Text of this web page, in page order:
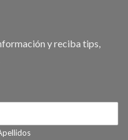
y reciba tips,